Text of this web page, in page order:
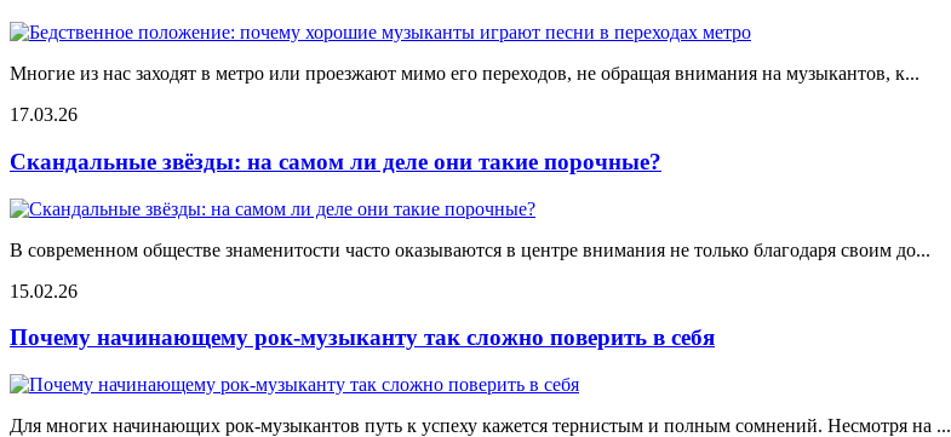
Многие из нас заходят в метро или проезжают мимо его переходов, не обращая внимания на музыкантов, к...
17.03.26
Скандальные звёзды: на самом ли деле они такие порочные?
В современном обществе знаменитости часто оказываются в центре внимания не только благодаря своим до...
15.02.26
Почему начинающему рок-музыканту так сложно поверить в себя
Для многих начинающих рок-музыкантов путь к успеху кажется тернистым и полным сомнений. Несмотря на ...